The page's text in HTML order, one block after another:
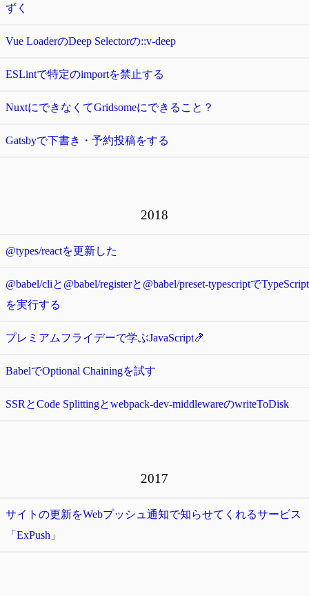
ずく
Vue LoaderのDeep Selectorの::v-deep
ESLintで特定のimportを禁止する
NuxtにできなくてGridsomeにできること？
Gatsbyで下書き・予約投稿をする
2018
@types/reactを更新した
@babel/cliと@babel/registerと@babel/preset-typescriptでTypeScript
を実行する
プレミアムフライデーで学ぶJavaScript🍤
BabelでOptional Chainingを試す
SSRとCode Splittingとwebpack-dev-middlewareのwriteToDisk
2017
サイトの更新をWebプッシュ通知で知らせてくれるサービス
「ExPush」